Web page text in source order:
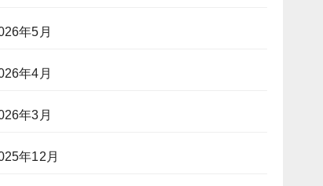
年5月
年4月
年3月
年12月